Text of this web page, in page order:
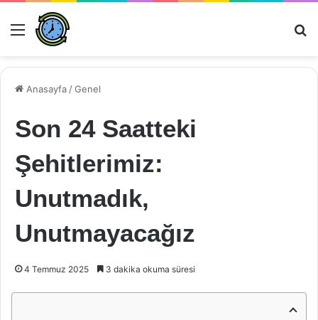
Menü
Anasayfa /Genel
Son 24 Saatteki
Şehitlerimiz:
Unutmadık,
Unutmayacağız
4 Temmuz 2025 3 dakika okuma süresi